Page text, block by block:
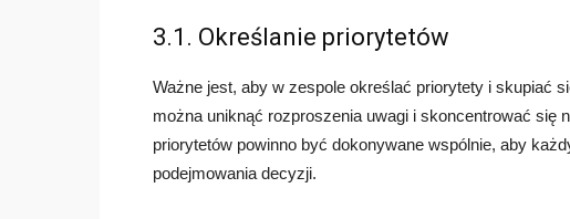
3.1. Określanie priorytetów
Ważne jest, aby w zespole określać priorytety i skupiać
można uniknąć rozproszenia uwagi i skoncentrować się
priorytetów powinno być dokonywane wspólnie, aby
podejmowania decyzji.